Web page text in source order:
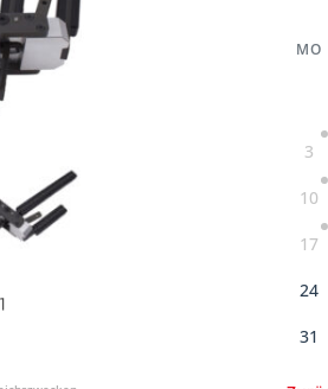
MO
3
10
17
24
31